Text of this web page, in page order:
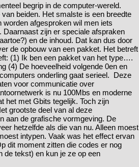
begrip in de computer-wereld.
beiden. Het smalste is een breedte
worden afgesproken wil men iets
Daarnaast zijn er speciale afspraken
en de inhoud. Dat kan dus door
de opbouw van een pakket. Het betreft
(1) Ik ben een pakket van het type….
(4) De hoeveelheid volgende 0en en
onderling gaat serieel. Deze
voor communicatie over
is nu 100Mbs en moderne
het met Gbits tegelijk. Toch zijn
grootste deel van al deze
aan de grafische vormgeving. De
hetzelfde als die van nu. Alleen moest
intypen. Vaak was het effect ervan
dit moment zitten die codes er nog
de tekst) en kun je ze op een